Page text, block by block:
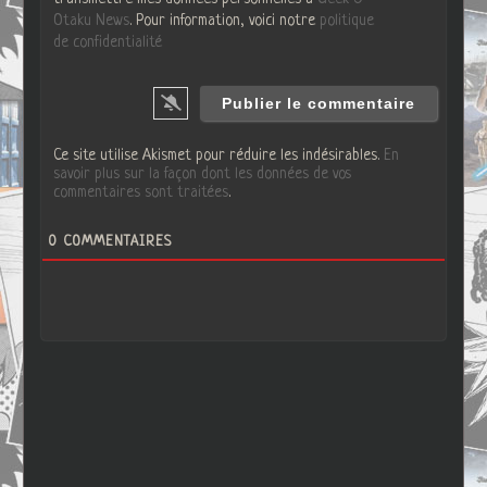
Otaku News. Pour information, voici notre politique
de confidentialité
Ce site utilise Akismet pour réduire les indésirables. En
savoir plus sur la façon dont les données de vos
commentaires sont traitées.
0 COMMENTAIRES